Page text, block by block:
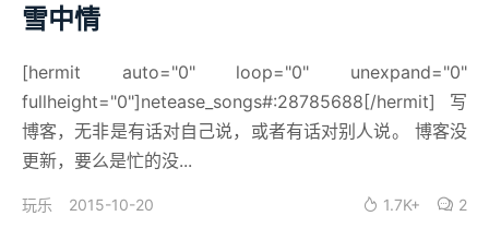
雪中情
[hermit auto="0" loop="0" unexpand="0"
fullheight="0"]netease_songs#:28785688[/hermit] 写
博客，无非是有话对自己说，或者有话对别人说。 博客没
更新，要么是忙的没...
玩乐 2015-10-20 1.7K+ 2